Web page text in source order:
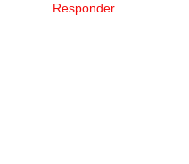
Responder